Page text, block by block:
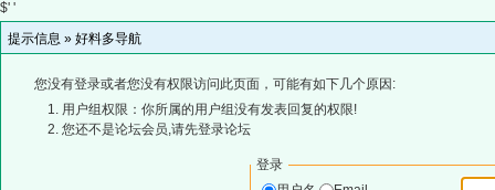
$' '
提示信息 » 好料多导航
您没有登录或者您没有权限访问此页面，可能有如下几个原因:
用户组权限：你所属的用户组没有发表回复的权限!
您还不是论坛会员,请先登录论坛
登录